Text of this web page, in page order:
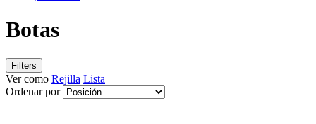
Botas
Filters
Ver como Rejilla Lista
Ordenar por